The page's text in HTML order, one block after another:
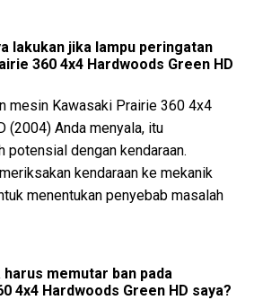
lakukan jika lampu peringatan
360 4x4 Hardwoods Green HD
mesin Kawasaki Prairie 360 4x4
(2004) Anda menyala, itu
potensial dengan kendaraan.
kendaraan ke mekanik
menentukan penyebab masalah
memutar ban pada
4x4 Hardwoods Green HD saya?